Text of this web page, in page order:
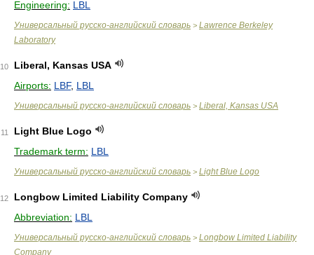
Engineering: LBL
Универсальный русско-английский словарь > Lawrence Berkeley
Laboratory
10
Liberal, Kansas USA
Airports: LBF, LBL
Универсальный русско-английский словарь > Liberal, Kansas USA
11
Light Blue Logo
Trademark term: LBL
Универсальный русско-английский словарь > Light Blue Logo
12
Longbow Limited Liability Company
Abbreviation: LBL
Универсальный русско-английский словарь > Longbow Limited Liability
Company